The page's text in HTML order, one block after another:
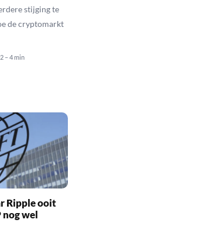
stijging te
de cryptomarkt
2 – 4 min
Ripple ooit
nog wel